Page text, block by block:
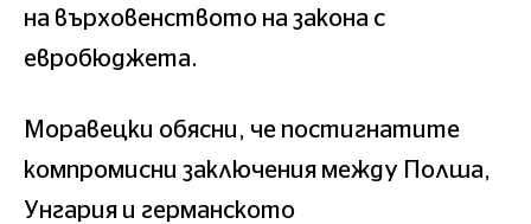
на върховенството на закона с
евробюджета.
Моравецки обясни, че постигнатите
компромисни заключения между Полша,
Унгария и германското